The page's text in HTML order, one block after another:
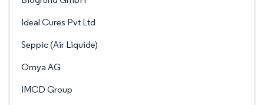
Ideal Cures Pvt Ltd
Seppic (Air Liquide)
Omya AG
IMCD Group